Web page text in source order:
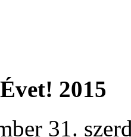
2015
31.